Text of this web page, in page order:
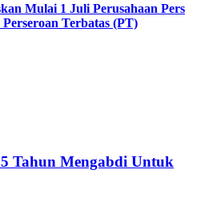
Mulai 1 Juli Perusahaan Pers
Terbatas (PT)
Tahun Mengabdi Untuk